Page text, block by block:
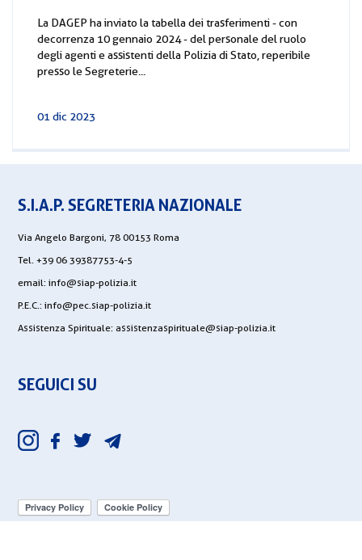
La DAGEP ha inviato la tabella dei trasferimenti - con
decorrenza 10 gennaio 2024 - del personale del ruolo
degli agenti e assistenti della Polizia di Stato, reperibile
presso le Segreterie...
01 dic 2023
S.I.A.P. SEGRETERIA NAZIONALE
Via Angelo Bargoni, 78 00153 Roma
Tel. +39 06 39387753-4-5
email: info@siap-polizia.it
P.E.C.: info@pec.siap-polizia.it
Assistenza Spirituale: assistenzaspirituale@siap-polizia.it
SEGUICI SU